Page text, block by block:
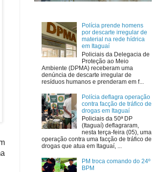
Polícia prende homens
por descarte irregular de
material na rede hídrica
em Itaguaí
Policiais da Delegacia de
Proteção ao Meio
Ambiente (DPMA) receberam uma
denúncia de descarte irregular de
resíduos humanos e prenderam em f...
Polícia deflagra operação
contra facção de tráfico de
drogas em Itaguaí
Policiais da 50ª DP
(Itaguaí) deflagraram,
nesta terça-feira (05), uma
operação contra uma facção de tráfico de
drogas que atua em Itaguaí, ...
PM troca comando do 24º
BPM